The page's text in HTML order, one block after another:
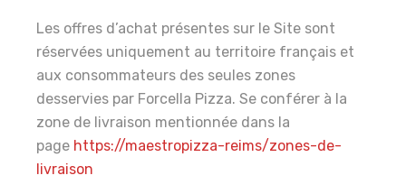
Les offres d’achat présentes sur le Site sont
réservées uniquement au territoire français et
aux consommateurs des seules zones
desservies par Forcella Pizza. Se conférer à la
zone de livraison mentionnée dans la
page https://maestropizza-reims/zones-de-
livraison